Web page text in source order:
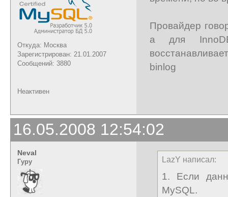
Откуда: Москва
Зарегистрирован: 21.01.2007
Сообщений: 3880
Провайдер
а для
binlog
Неактивен
16.05.2008 12:54:02
Neval
Гуру LazY написал:
1. Если
MySQL.